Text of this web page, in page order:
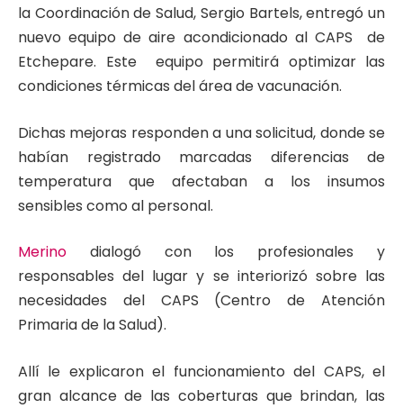
la Coordinación de Salud, Sergio Bartels, entregó un
nuevo equipo de aire acondicionado al CAPS de
Etchepare. Este equipo permitirá optimizar las
condiciones térmicas del área de vacunación.
Dichas mejoras responden a una solicitud, donde se
habían registrado marcadas diferencias de
temperatura que afectaban a los insumos
sensibles como al personal.
Merino dialogó con los profesionales y
responsables del lugar y se interiorizó sobre las
necesidades del CAPS (Centro de Atención
Primaria de la Salud).
Allí le explicaron el funcionamiento del CAPS, el
gran alcance de las coberturas que brindan, las